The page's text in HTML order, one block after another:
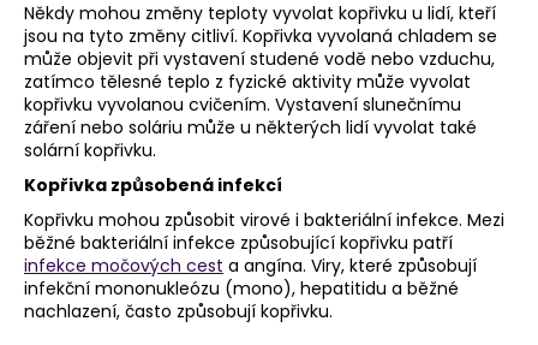
Někdy mohou změny teploty vyvolat kopřivku u lidí, kteří
jsou na tyto změny citliví. Kopřivka vyvolaná chladem se
může objevit při vystavení studené vodě nebo vzduchu,
zatímco tělesné teplo z fyzické aktivity může vyvolat
kopřivku vyvolanou cvičením. Vystavení slunečnímu
záření nebo soláriu může u některých lidí vyvolat také
solární kopřivku.
Kopřivka způsobená infekcí
Kopřivku mohou způsobit virové i bakteriální infekce. Mezi
běžné bakteriální infekce způsobující kopřivku patří
infekce močových cest a angína. Viry, které způsobují
infekční mononukleózu (mono), hepatitidu a běžné
nachlazení, často způsobují kopřivku.